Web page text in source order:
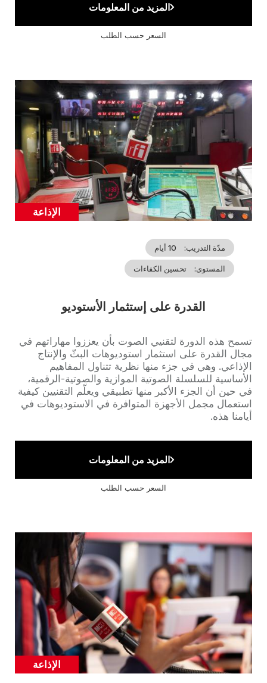
المزيد من المعلومات
السعر حسب الطلب
Cover
illustration
Catégorie
الإذاعة
مدّة التدريب 10 أيام
المستوى تحسين الكفاءات
القدرة على إستثمار الأستوديو
Accroche
تسمح هذه الدورة لتقنيي الصوت بأن يعززوا مهاراتهم في
مجال القدرة على استثمار استوديوهات البثّ والإنتاج
الإذاعي. وهي في جزء منها نظرية تتناول المفاهيم
الأساسية للسلسلة الصوتية الموازية والصوتية-الرقمية،
في حين أن الجزء الأكبر منها تطبيقي ويعلّم التقنيين كيفية
استعمال مجمل الأجهزة المتوافرة في الاستوديوهات في
أيامنا هذه.
المزيد من المعلومات
السعر حسب الطلب
Cover
Catégorie
الإذاعة